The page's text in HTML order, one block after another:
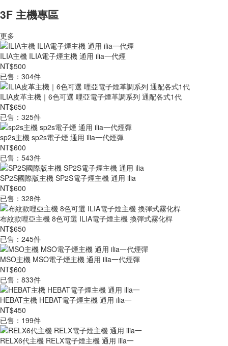
3F 主機專區
更多
ILIA主機 ILIA電子煙主機 通用 ilia一代煙
NT$500
已售：304件
ILIA皮革主機｜6色可選 哩亞電子煙革調系列 通配各式1代
NT$650
已售：325件
sp2s主機 sp2s電子煙 通用 ilia一代煙彈
NT$600
已售：543件
SP2S國際版主機 SP2S電子煙主機 通用 ilia
NT$600
已售：328件
布紋款哩亞主機 8色可選 ILIA電子煙主機 換彈式霧化桿
NT$650
已售：245件
MSO主機 MSO電子煙主機 通用 ilia一代煙彈
NT$600
已售：833件
HEBAT主機 HEBAT電子煙主機 通用 ilia一
NT$450
已售：199件
RELX6代主機 RELX電子煙主機 通用 ilia一